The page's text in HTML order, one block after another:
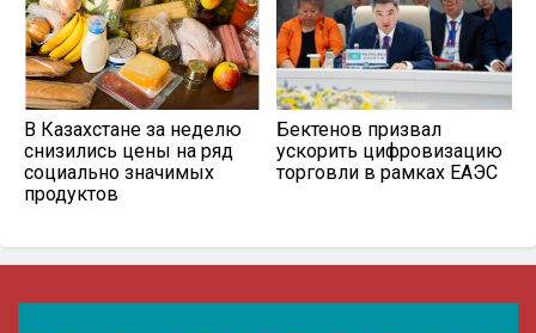
В Казахстане за неделю
снизились цены на ряд
социально значимых
продуктов
Бектенов призвал
ускорить цифровизацию
торговли в рамках ЕАЭС